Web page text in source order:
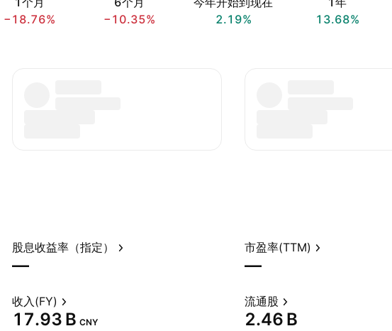
−18.76%
−10.35%
2.19%
13.68%
股息收益率（指定）
—
市盈率(TTM)
—
收入(FY)
‪17.93 B‬ CNY
流通股
‪2.46 B‬